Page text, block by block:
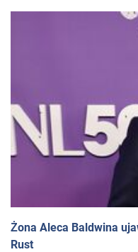
Żona Aleca Baldwina
Rust